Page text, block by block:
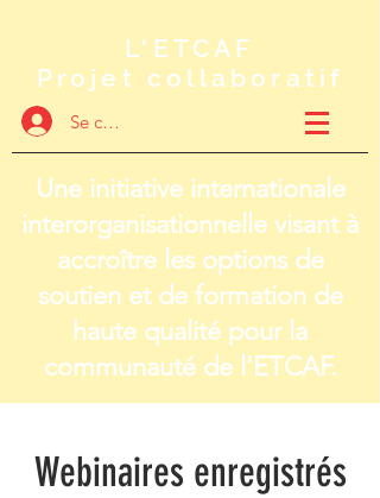
L'ETCAF
Projet collaboratif
Se connecter
Une initiative internationale
interorganisationnelle visant à
accroître les options de
soutien et de formation de
haute qualité pour la
communauté de l'ETCAF.
Webinaires enregistrés